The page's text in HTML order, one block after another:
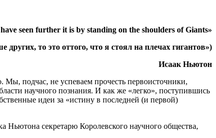
seen further it is by standing on the shoulders of Giants»
других, то это оттого, что я стоял на плечах гигантов»)
Исаак Ньютон
Мы, подчас, не успеваем прочесть первоисточники,
научного познания. И как же «легко», поступившись
идеи за «истину в последней (и первой)
Ньютона секретарю Королевского научного общества,